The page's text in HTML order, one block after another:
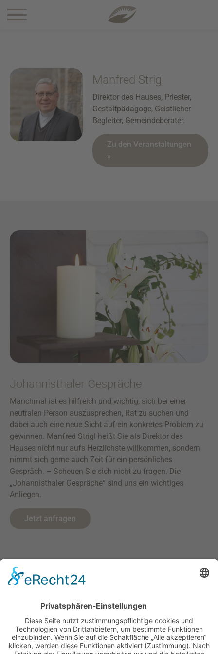
Manfred Strigl
Direktor des Hauses, Priester,
Gestaltpädagoge, Geistlicher
Begleiter, Gemeindeberater.
Zu den Veranstaltungen
»
Johannisthaler Gespräche
Manchmal ist es hilfreich und wichtig, sich bei einer
neutralen Person auszusprechen, Rat zu suchen und
dabei auch eine neue Sicht auf ein konkretes Problem zu
gewinnen. Manfred Strigl heißt Sie als Direktor des
Hauses nicht nur aufs Herzlichste willkommen, sondern
nimmt sich gerne auch Zeit für ein persönliches
Gespräch. – Scheuen Sie sich nicht zu fragen. Die
„Johannisthaler Gespräche“ sind uns ein wichtiges
Anliegen.
Jetzt anfragen
Johannisthal 1
D-92670 Windischeschenbach
+49 (0)9681 / 40 01 5-0
+49 (0)9681 / 40 01 5-10